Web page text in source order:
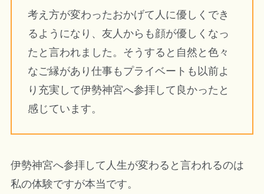
考え方が変わったおかげて人に優しくでき
るようになり、友人からも顔が優しくなっ
たと言われました。そうすると自然と色々
なご縁があり仕事もプライベートも以前よ
り充実して伊勢神宮へ参拝して良かったと
感じています。
伊勢神宮へ参拝して人生が変わると言われるのは
私の体験ですが本当です。